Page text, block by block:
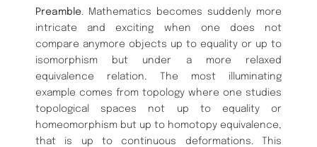
Preamble . Mathematics becomes suddenly more
intricate and exciting when one does not
compare anymore objects up to equality or up to
isomorphism but under a more relaxed
equivalence relation. The most illuminating
example comes from topology where one studies
topological spaces not up to equality or
homeomorphism but up to homotopy equivalence,
that is up to continuous deformations. This